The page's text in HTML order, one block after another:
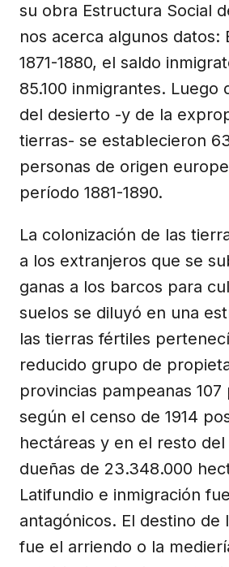
su obra Estructura Social
nos acerca algunos datos:
1871-1880, el saldo
85.100 inmigrantes. Luego
del desierto -y de la
tierras- se establecieron
personas de origen
período 1881-1890.
La colonización de las
a los extranjeros que se
ganas a los barcos para
suelos se diluyó en una
las tierras fértiles
reducido grupo de
provincias pampeanas 107
según el censo de 1914
hectáreas y en el resto
dueñas de 23.348.000
Latifundio e inmigración
antagónicos. El destino de
fue el arriendo o la